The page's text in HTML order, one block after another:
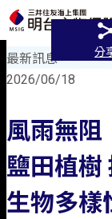
語言
繁體
線上投保
最新訊息
2026/06/18
風雨無阻
鹽田植樹
生物多樣
分